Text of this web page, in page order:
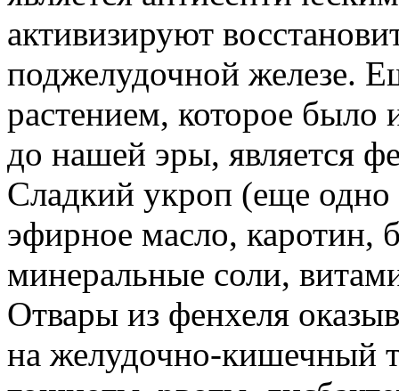
активизируют
поджелудочной железе.
растением, которое было
до нашей эры, является
Сладкий укроп (еще одно
эфирное масло, каротин,
минеральные соли,
Отвары из фенхеля
на желудочно-кишечный